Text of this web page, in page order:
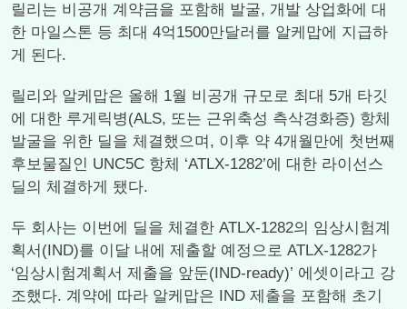
릴리는 비공개 계약금을 포함해 발굴, 개발 상업화에 대
한 마일스톤 등 최대 4억1500만달러를 알케맙에 지급하
게 된다.
릴리와 알케맙은 올해 1월 비공개 규모로 최대 5개 타깃
에 대한 루게릭병(ALS, 또는 근위축성 측삭경화증) 항체
발굴을 위한 딜을 체결했으며, 이후 약 4개월만에 첫번째
후보물질인 UNC5C 항체 ‘ATLX-1282’에 대한 라이선스
딜의 체결하게 됐다.
두 회사는 이번에 딜을 체결한 ATLX-1282의 임상시험계
획서(IND)를 이달 내에 제출할 예정으로 ATLX-1282가
‘임상시험계획서 제출을 앞둔(IND-ready)’ 에셋이라고 강
조했다. 계약에 따라 알케맙은 IND 제출을 포함해 초기